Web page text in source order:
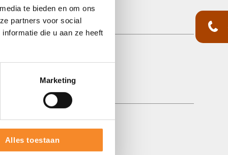
te bieden en om ons
partners voor social
die u aan ze heeft
Marketing
Alles toestaan